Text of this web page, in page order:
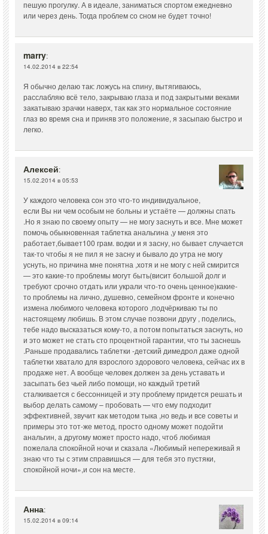
пешую прогулку. А в идеале, заниматься спортом ежедневно
или через день. Тогда проблем со сном не будет точно!
marry:
14.02.2014 в 22:54
Я обычно делаю так: ложусь на спину, вытягиваюсь,
расслабляю всё тело, закрываю глаза и под закрытыми веками
закатываю зрачки наверх, так как это нормальное состояние
глаз во время сна и приняв это положение, я засыпаю быстро и
легко.
Алексей:
15.02.2014 в 05:53
У каждого человека сон это что-то индивидуальное,
если Вы ни чем особым не больны и устаёте — должны спать
.Но я знаю по своему опыту — не могу заснуть и все. Мне может
помочь обыкновенная таблетка анальгина ,у меня это
работает,бывает100 грам. водки и я засну, но бывает случается
так-то чтобы я не пил я не засну и бывало до утра не могу
уснуть, но причина мне понятна ,хотя и не могу с ней смирится
— это какие-то проблемы могут быть(висит большой долг и
требуют срочно отдать или украли что-то очень ценное)какие-
то проблемы на лично, душевно, семейном фронте и конечно
измена любимого человека которого ,подчёркиваю ты по
настоящему любишь. В этом случае позвони другу , поделись,
тебе надо высказаться кому-то, а потом попытаться заснуть, но
и это может не стать сто процентной гарантии, что ты заснешь
.Раньше продавались таблетки -детский димедрол даже одной
таблетки хватало для взрослого здорового человека, сейчас их в
продаже нет. А вообще человек должен за день уставать и
засыпать без чьей либо помощи, но каждый третий
сталкивается с бессонницей и эту проблему придется решать и
выбор делать самому – пробовать — что ему подходит
эффективней, звучит как методом тыка ,но ведь и все советы и
примеры это тот-же метод, просто одному может подойти
анальгин, а другому может просто надо, чтоб любимая
пожелала спокойной ночи и сказала «Любимый непереживай я
знаю что ты с этим справишься — для тебя это пустяки,
спокойной ночи»,и сон на месте.
Анна:
15.02.2014 в 09:14